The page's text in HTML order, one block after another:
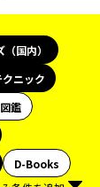
国内）
ニック
鑑
D-Books